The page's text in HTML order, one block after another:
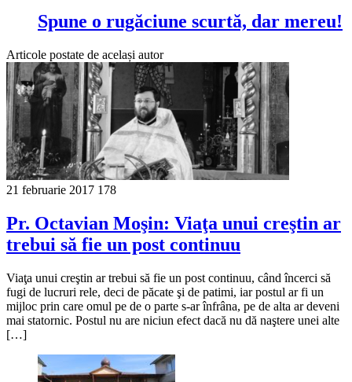
Spune o rugăciune scurtă, dar mereu!
Articole postate de același autor
21 februarie 2017 178
Pr. Octavian Moşin: Viaţa unui creştin ar
trebui să fie un post continuu
Viaţa unui creştin ar trebui să fie un post continuu, când încerci să
fugi de lucruri rele, deci de păcate şi de patimi, iar postul ar fi un
mijloc prin care omul pe de o parte s-ar înfrâna, pe de alta ar deveni
mai statornic. Postul nu are niciun efect dacă nu dă naştere unei alte
[…]